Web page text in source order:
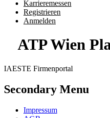
Karrieremessen
Registrieren
Anmelden
ATP Wien
IAESTE Firmenportal
Secondary Menu
Impressum